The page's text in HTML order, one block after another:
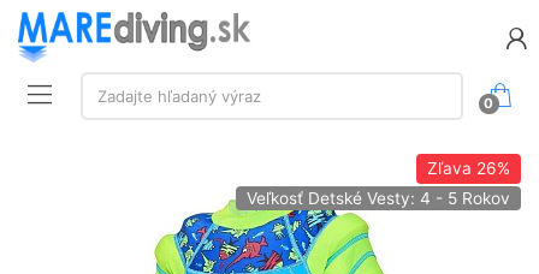
Vyhľadávanie:
Zadajte hľadaný výraz
0
Zľava 26%
Veľkosť Detské Vesty: 4 - 5 Rokov